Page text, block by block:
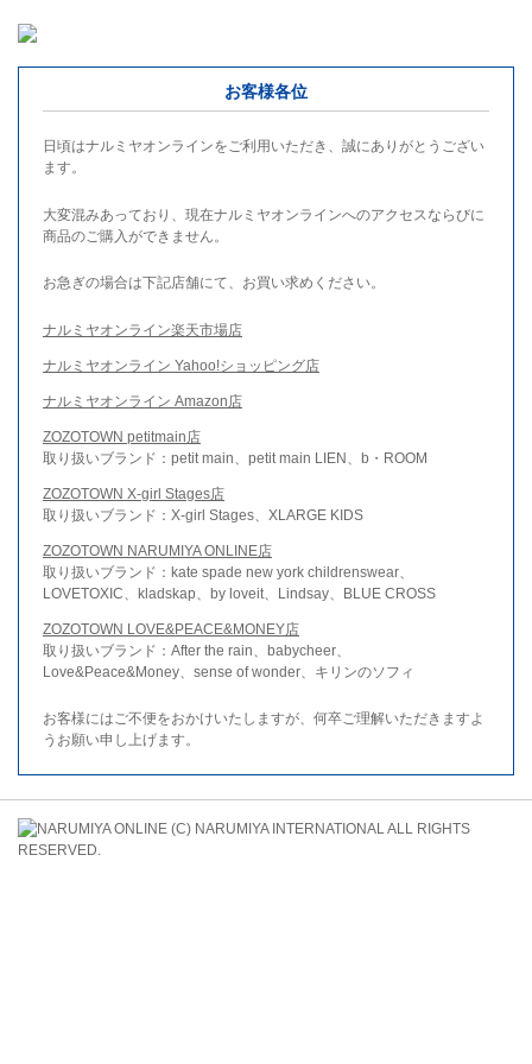
お客様各位
日頃はナルミヤオンラインをご利用いただき、誠にありがとうござい
ます。
大変混みあっており、現在ナルミヤオンラインへのアクセスならびに
商品のご購入ができません。
お急ぎの場合は下記店舗にて、お買い求めください。
ナルミヤオンライン楽天市場店
ナルミヤオンライン Yahoo!ショッピング店
ナルミヤオンライン Amazon店
ZOZOTOWN petitmain店
取り扱いブランド：petit main、petit main LIEN、b・ROOM
ZOZOTOWN X-girl Stages店
取り扱いブランド：X-girl Stages、XLARGE KIDS
ZOZOTOWN NARUMIYA ONLINE店
取り扱いブランド：kate spade new york childrenswear、
LOVETOXIC、kladskap、by loveit、Lindsay、BLUE CROSS
ZOZOTOWN LOVE&PEACE&MONEY店
取り扱いブランド：After the rain、babycheer、
Love&Peace&Money、sense of wonder、キリンのソフィ
お客様にはご不便をおかけいたしますが、何卒ご理解いただきますよ
うお願い申し上げます。